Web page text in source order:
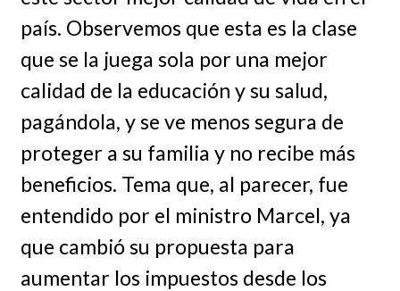
país. Observemos que esta es la clase
que se la juega sola por una mejor
calidad de la educación y su salud,
pagándola, y se ve menos segura de
proteger a su familia y no recibe más
beneficios. Tema que, al parecer, fue
entendido por el ministro Marcel, ya
que cambió su propuesta para
aumentar los impuestos desde los